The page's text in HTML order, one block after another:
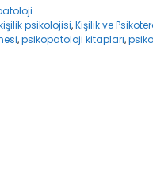
psikolojisi,Kişilik ve
,psikopatoloji kitapları,